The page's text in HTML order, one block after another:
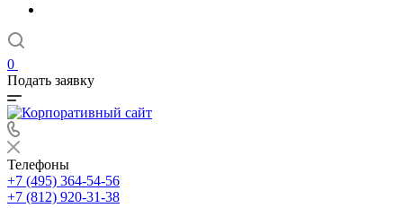
0
Подать заявку
Телефоны
+7 (495) 364-54-56
+7 (812) 920-31-38